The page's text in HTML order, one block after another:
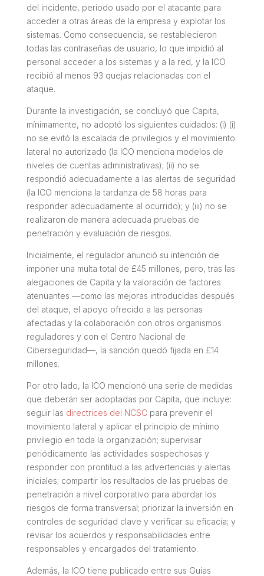
del incidente, periodo usado por el atacante para
acceder a otras áreas de la empresa y explotar los
sistemas. Como consecuencia, se restablecieron
todas las contraseñas de usuario, lo que impidió al
personal acceder a los sistemas y a la red, y la ICO
recibió al menos 93 quejas relacionadas con el
ataque.
Durante la investigación, se concluyó que Capita,
mínimamente, no adoptó los siguientes cuidados: (i) (i)
no se evitó la escalada de privilegios y el movimiento
lateral no autorizado (la ICO menciona modelos de
niveles de cuentas administrativas); (ii) no se
respondió adecuadamente a las alertas de seguridad
(la ICO menciona la tardanza de 58 horas para
responder adecuadamente al ocurrido); y (iii) no se
realizaron de manera adecuada pruebas de
penetración y evaluación de riesgos.
Inicialmente, el regulador anunció su intención de
imponer una multa total de £45 millones, pero, tras las
alegaciones de Capita y la valoración de factores
atenuantes —como las mejoras introducidas después
del ataque, el apoyo ofrecido a las personas
afectadas y la colaboración con otros organismos
reguladores y con el Centro Nacional de
Ciberseguridad—, la sanción quedó fijada en £14
millones.
Por otro lado, la ICO mencionó una serie de medidas
que deberán ser adoptadas por Capita, que incluye:
seguir las directrices del NCSCpara prevenir el
movimiento lateral y aplicar el principio de mínimo
privilegio en toda la organización; supervisar
periódicamente las actividades sospechosas y
responder con prontitud a las advertencias y alertas
iniciales; compartir los resultados de las pruebas de
penetración a nivel corporativo para abordar los
riesgos de forma transversal; priorizar la inversión en
controles de seguridad clave y verificar su eficacia; y
revisar los acuerdos y responsabilidades entre
responsables y encargados del tratamiento.
Además, la ICO tiene publicado entre sus Guías